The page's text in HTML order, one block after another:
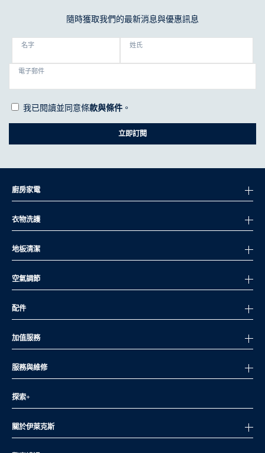
隨時獲取我們的最新消息與優惠訊息
名字 姓氏
電子郵件
我已閱讀並同意條款與條件 。
立即訂閱
廚房家電
衣物洗護
地板清潔
空氣調節
配件
加值服務
服務與維修
探索+
關於伊萊克斯